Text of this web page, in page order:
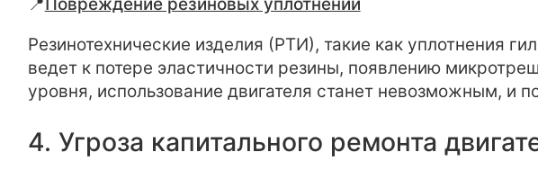
📍Повреждение резиновых уплотнений
Резинотехнические изделия (РТИ), такие как уплотнения
ведет к потере эластичности резины, появлению
уровня, использование двигателя станет невозможным, и
4. Угроза капитального ремонта